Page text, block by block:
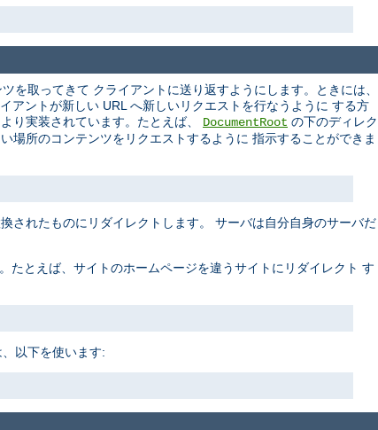
取ってきて クライアントに送り返すようにします。ときには、
アントが新しい URL へ新しいリクエストを行なうように する方
り実装されています。たとえば、 DocumentRoot の下のディレク
場所のコンテンツをリクエストするように 指示することができま
されたものにリダイレクトします。 サーバは自分自身のサーバだ
たとえば、サイトのホームページを違うサイトにリダイレクト す
以下を使います: